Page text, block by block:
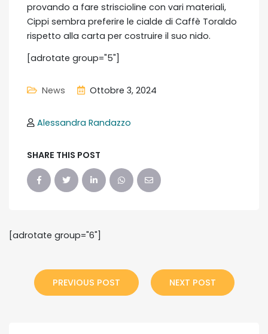
provando a fare striscioline con vari materiali,
Cippi sembra preferire le cialde di Caffè Toraldo
rispetto alla carta per costruire il suo nido.
[adrotate group="5"]
News Ottobre 3, 2024
Alessandra Randazzo
SHARE THIS POST
[adrotate group="6"]
PREVIOUS POST NEXT POST